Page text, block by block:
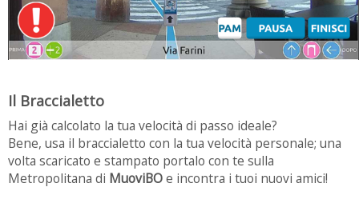
Il Braccialetto
Hai già calcolato la tua velocità di passo ideale?
Bene, usa il braccialetto con la tua velocità personale; una
volta scaricato e stampato portalo con te sulla
Metropolitana di MuoviBOe incontra i tuoi nuovi amici!